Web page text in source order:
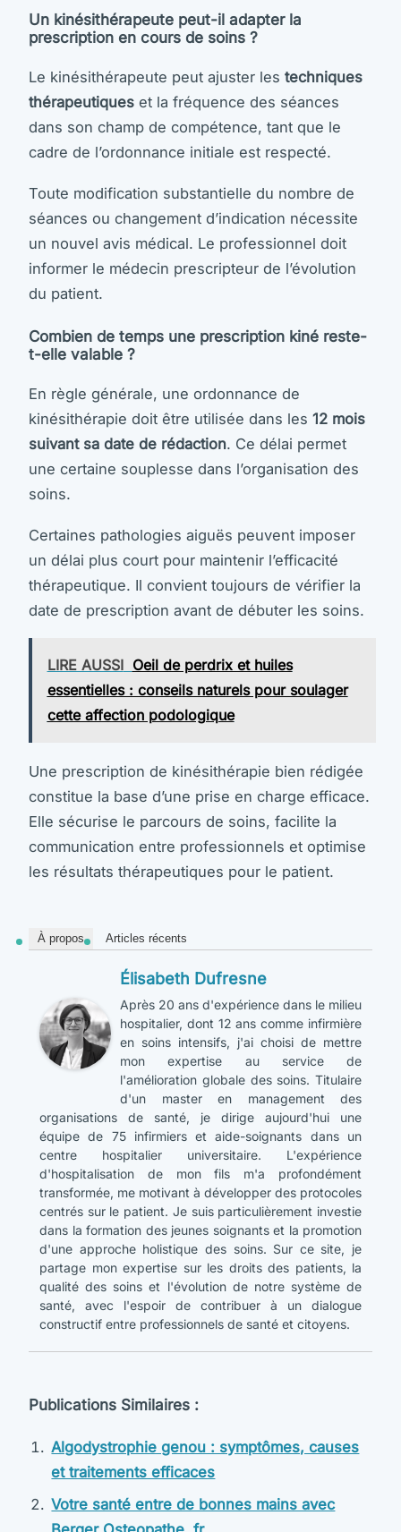
Un kinésithérapeute peut-il adapter la
prescription en cours de soins ?
Le kinésithérapeute peut ajuster les techniques
thérapeutiques et la fréquence des séances
dans son champ de compétence, tant que le
cadre de l’ordonnance initiale est respecté.
Toute modification substantielle du nombre de
séances ou changement d’indication nécessite
un nouvel avis médical. Le professionnel doit
informer le médecin prescripteur de l’évolution
du patient.
Combien de temps une prescription kiné reste-
t-elle valable ?
En règle générale, une ordonnance de
kinésithérapie doit être utilisée dans les 12 mois
suivant sa date de rédaction. Ce délai permet
une certaine souplesse dans l’organisation des
soins.
Certaines pathologies aiguës peuvent imposer
un délai plus court pour maintenir l’efficacité
thérapeutique. Il convient toujours de vérifier la
date de prescription avant de débuter les soins.
LIRE AUSSI Oeil de perdrix et huiles
essentielles : conseils naturels pour soulager
cette affection podologique
Une prescription de kinésithérapie bien rédigée
constitue la base d’une prise en charge efficace.
Elle sécurise le parcours de soins, facilite la
communication entre professionnels et optimise
les résultats thérapeutiques pour le patient.
À propos Articles récents
Élisabeth Dufresne
Après 20 ans d'expérience dans le milieu
hospitalier, dont 12 ans comme infirmière
en soins intensifs, j'ai choisi de mettre
mon expertise au service de
l'amélioration globale des soins. Titulaire
d'un master en management des
organisations de santé, je dirige aujourd'hui une
équipe de 75 infirmiers et aide-soignants dans un
centre hospitalier universitaire. L'expérience
d'hospitalisation de mon fils m'a profondément
transformée, me motivant à développer des protocoles
centrés sur le patient. Je suis particulièrement investie
dans la formation des jeunes soignants et la promotion
d'une approche holistique des soins. Sur ce site, je
partage mon expertise sur les droits des patients, la
qualité des soins et l'évolution de notre système de
santé, avec l'espoir de contribuer à un dialogue
constructif entre professionnels de santé et citoyens.
Publications Similaires :
Algodystrophie genou : symptômes, causes
et traitements efficaces
Votre santé entre de bonnes mains avec